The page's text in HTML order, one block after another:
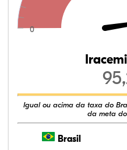
0
Igual ou acima da taxa do
da meta do
Brasil